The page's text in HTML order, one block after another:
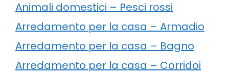
Animali domestici – Pesci rossi
Arredamento per la casa – Armadio
Arredamento per la casa – Bagno
Arredamento per la casa – Corridoi